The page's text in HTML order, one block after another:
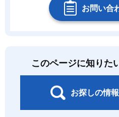
お問い合
このページに知りた
お探しの情